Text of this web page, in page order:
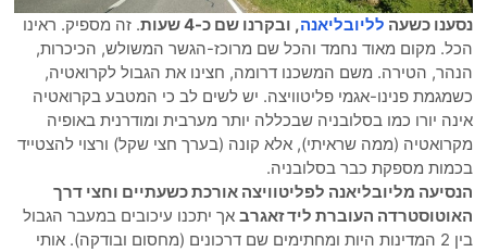
נסענו כשעה לליובליאנה, ובקרנו שם כ-4 שעות
. זה מספיק. ראינו
הכל. מקום מאוד נחמד והכל שם מרוכז-הגשר המשולש, הכיכרות,
הנהר, הטירה. משם המשכנו דרומה, חצינו את הגבול לקרואטיה,
כשמגמת פנינו-אגמי פליטוויצה. יש לשים לב כי המטבע בקרואטיה
אינה יורו כמו בסלובניה שבכללה יותר מערבית ומודרנית באופיה
מקרואטיה (ממה שראיתי), אלא קונה (בערך חצי שקל) ורצוי להצטייד
בכמות מספקת כבר בסלובניה.
הנסיעה מליובליאנה לפליטוויצה אורכת כשעתיים וחצי דרך
האוטוסטרדה העוברת ליד זאגרב אך יתכנו עיכובים במעבר הגבול
בין 2 המדינות היות ומחתימים שם דרכונים (מחסום ובודקה). אותי